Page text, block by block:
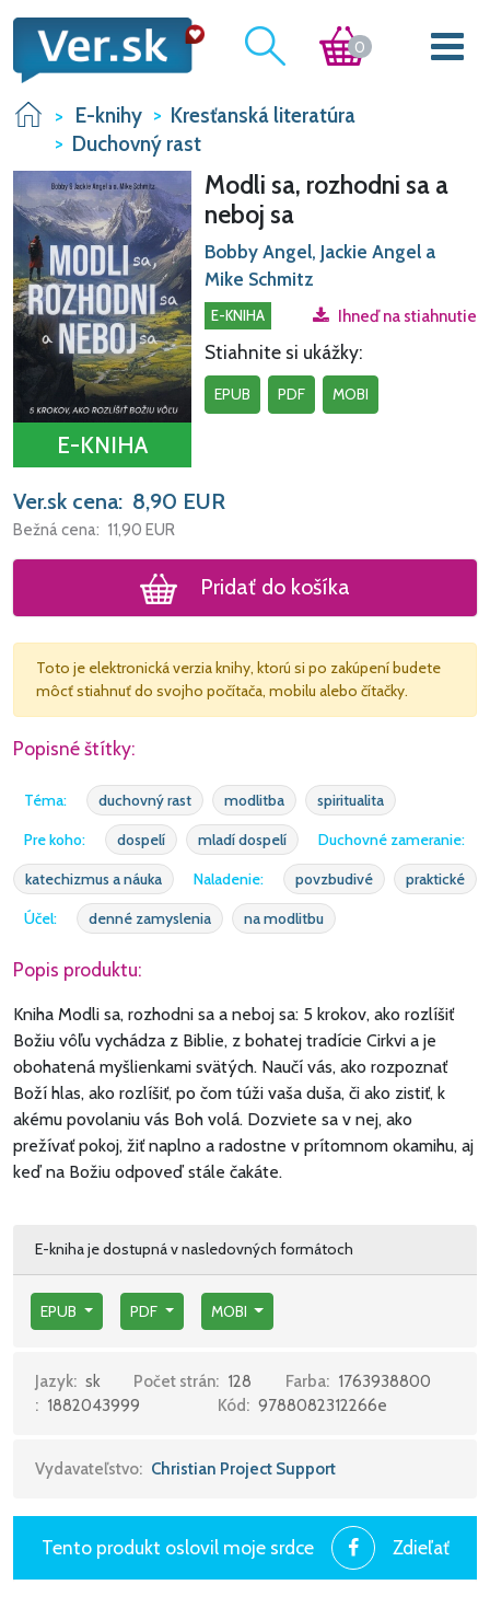
0
E-knihy
Kresťanská literatúra
Duchovný rast
E-KNIHA
Modli sa, rozhodni sa a
neboj sa
Bobby Angel, Jackie Angel a
Mike Schmitz
E-KNIHA Ihneď na stiahnutie
Stiahnite si ukážky:
EPUB PDF MOBI
Ver.sk cena: 8,90 EUR
Bežná cena: 11,90 EUR
Pridať do košíka
Toto je elektronická verzia knihy, ktorú si po zakúpení budete
môcť stiahnuť do svojho počítača, mobilu alebo čítačky.
Popisné štítky:
Téma: duchovný rast modlitba
spiritualita
Pre koho:
dospelí mladí dospelí
Duchovné zameranie:
katechizmus a náuka
Naladenie: povzbudivé
praktické
Účel:
denné zamyslenia na modlitbu
Popis produktu:
Kniha Modli sa, rozhodni sa a neboj sa: 5 krokov, ako rozlíšiť
Božiu vôľu vychádza z Biblie, z bohatej tradície Cirkvi a je
obohatená myšlienkami svätých. Naučí vás, ako rozpoznať
Boží hlas, ako rozlíšiť, po čom túži vaša duša, či ako zistiť, k
akému povolaniu vás Boh volá. Dozviete sa v nej, ako
prežívať pokoj, žiť naplno a radostne v prítomnom okamihu, aj
keď na Božiu odpoveď stále čakáte.
E-kniha je dostupná v nasledovných formátoch
EPUB PDF MOBI
Jazyk: sk Počet strán: 128 Farba: 1763938800
: 1882043999 Kód: 9788082312266e
Vydavateľstvo: Christian Project Support
Tento produkt oslovil moje srdce Zdieľať